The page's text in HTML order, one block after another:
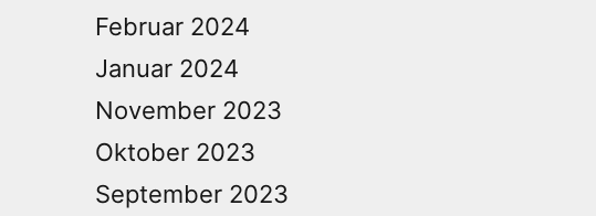
Februar 2024
Januar 2024
November 2023
Oktober 2023
September 2023